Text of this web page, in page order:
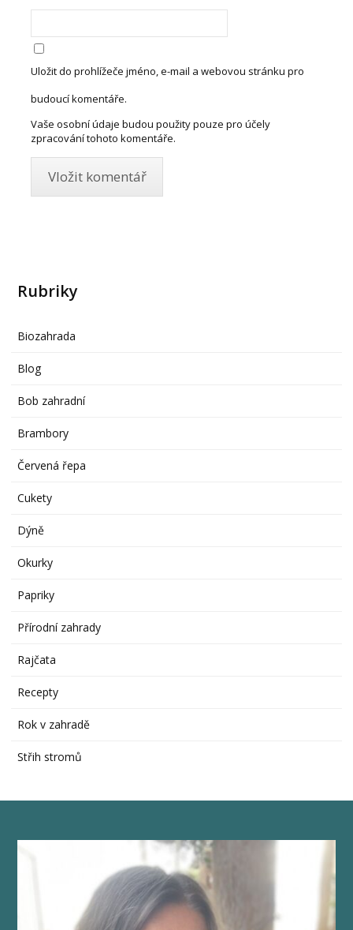
Uložit do prohlížeče jméno, e-mail a webovou stránku pro
budoucí komentáře.
Vaše osobní údaje budou použity pouze pro účely
zpracování tohoto komentáře.
Rubriky
Biozahrada
Blog
Bob zahradní
Brambory
Červená řepa
Cukety
Dýně
Okurky
Papriky
Přírodní zahrady
Rajčata
Recepty
Rok v zahradě
Střih stromů